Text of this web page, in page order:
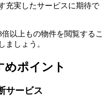
充実したサービスに期待で
以上もの物件を閲覧するこ
ましょう。
めポイント
サービス